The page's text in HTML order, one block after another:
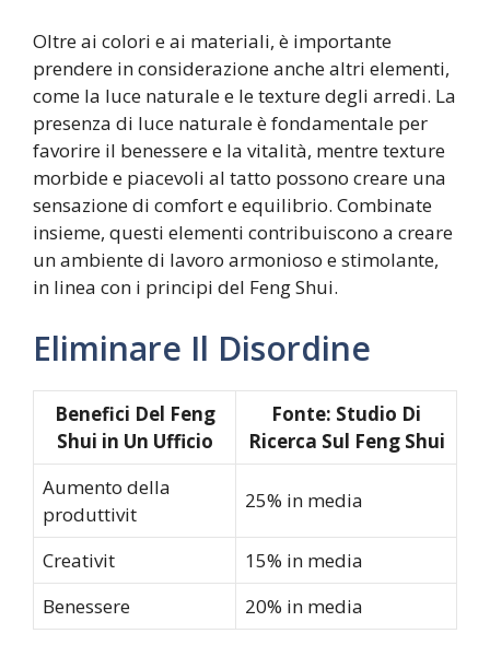
Oltre ai colori e ai materiali, è importante
prendere in considerazione anche altri elementi,
come la luce naturale e le texture degli arredi. La
presenza di luce naturale è fondamentale per
favorire il benessere e la vitalità, mentre texture
morbide e piacevoli al tatto possono creare una
sensazione di comfort e equilibrio. Combinate
insieme, questi elementi contribuiscono a creare
un ambiente di lavoro armonioso e stimolante,
in linea con i principi del Feng Shui.
Eliminare Il Disordine
Benefici Del Feng
Shui in Un Ufficio
Fonte: Studio Di
Ricerca Sul Feng Shui
Aumento della
produttivit
25% in media
Creativit
15% in media
Benessere
20% in media